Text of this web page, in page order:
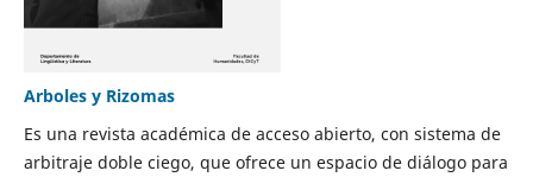
Arboles y Rizomas
Es una revista académica de acceso abierto, con sistema de
arbitraje doble ciego, que ofrece un espacio de diálogo para